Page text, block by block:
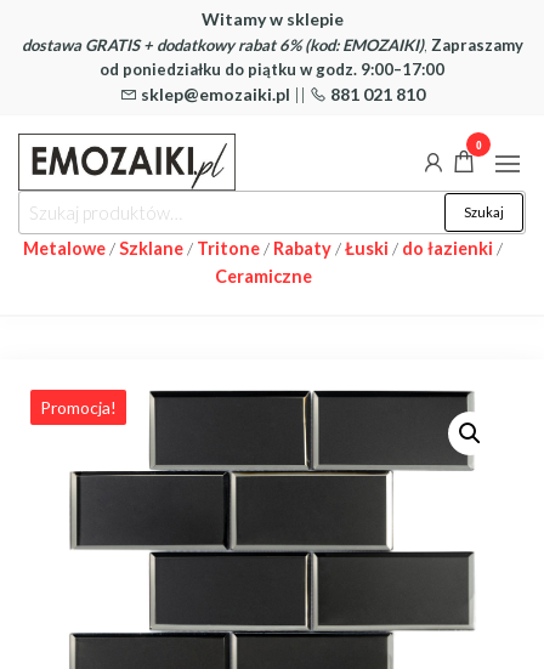
Witamy w sklepie
dostawa GRATIS + dodatkowy rabat 6% (kod: EMOZAIKI), Zapraszamy
od poniedziałku do piątku w godz. 9:00–17:00
sklep@emozaiki.pl || 881 021 810
emozaiki –
mozaiki
Sklep online z
mozaikami
szklanymi i
ceramicznymi
Szukaj
Metalowe/Szklane/ Tritone/ Rabaty/Łuski / do łazienki /
Ceramiczne
0
Promocja!